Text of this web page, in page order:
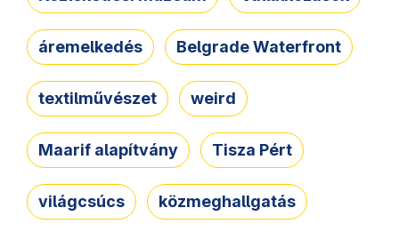
áremelkedés Belgrade Waterfront
textilművészet weird
Maarif alapítvány Tisza Pért
világcsúcs közmeghallgatás